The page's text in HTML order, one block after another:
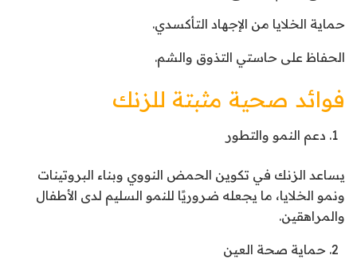
حماية الخلايا من الإجهاد التأكسدي.
الحفاظ على حاستي التذوق والشم.
فوائد صحية مثبتة للزنك
دعم النمو والتطور
يساعد الزنك في تكوين الحمض النووي وبناء البروتينات
ونمو الخلايا، ما يجعله ضروريًا للنمو السليم لدى الأطفال
والمراهقين.
حماية صحة العين